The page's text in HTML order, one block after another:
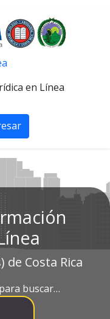
en Línea
de Costa Rica
buscar…